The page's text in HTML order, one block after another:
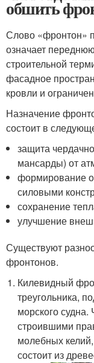
обшить
Слово «фронтон»
означает
строительной
фасадное
кровли и
Назначение
состоит в
защита
мансарды) от
формирование
силовыми
сохранение
улучшение
Существуют
фронтонов.
Килевидный
треугольника,
морского судна.
строившими
молебных
состоит из